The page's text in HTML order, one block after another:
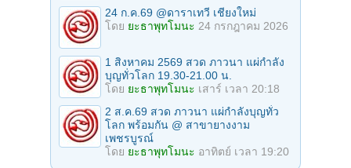
24 ก.ค.69 @ดาราเทวี เชียงใหม่
โดย ยะธาพุทโมนะ 24 กรกฎาคม 2026
1 สิงหาคม 2569 สวด ภาวนา แผ่กำลัง
บุญทั่วโลก 19.30-21.00 น.
โดย ยะธาพุทโมนะ เสาร์ เวลา 20:18
2 ส.ค.69 สวด ภาวนา แผ่กำลังบุญทั่ว
โลก พร้อมกัน @ สาขายางงาม
เพชรบูรณ์
โดย ยะธาพุทโมนะ อาทิตย์ เวลา 19:20